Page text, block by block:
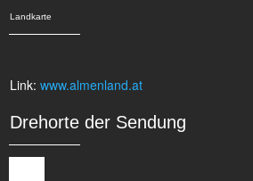
Landkarte
Link: www.almenland.at
Drehorte der Sendung